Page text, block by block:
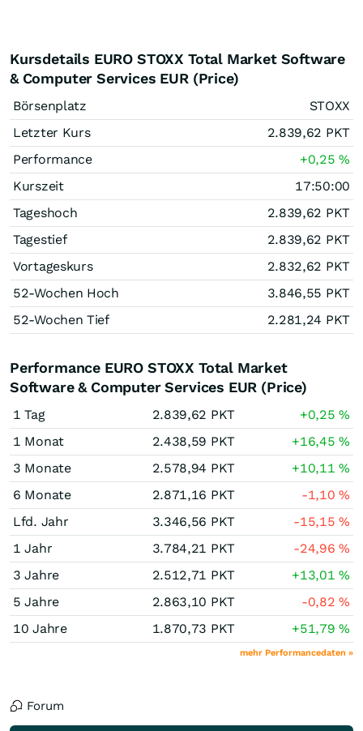
Kursdetails EURO STOXX Total Market Software
& Computer Services EUR (Price)
Börsenplatz
STOXX
Letzter Kurs
2.839,62 PKT
Performance
+0,25%
Kurszeit
17:50:00
Tageshoch
2.839,62 PKT
Tagestief
2.839,62 PKT
Vortageskurs
2.832,62 PKT
52-Wochen Hoch
3.846,55 PKT
52-Wochen Tief
2.281,24 PKT
Performance EURO STOXX Total Market
Software & Computer Services EUR (Price)
1 Tag 2.839,62 PKT +0,25%
1 Monat
2.438,59 PKT +16,45%
3 Monate
2.578,94 PKT +10,11%
6 Monate
2.871,16 PKT -1,10%
Lfd. Jahr
3.346,56 PKT -15,15%
1 Jahr
3.784,21 PKT -24,96%
3 Jahre
2.512,71 PKT +13,01%
5 Jahre
2.863,10 PKT -0,82%
10 Jahre
1.870,73 PKT +51,79%
mehr Performancedaten »
Forum